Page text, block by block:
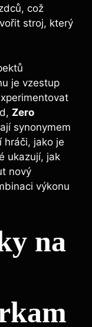
což
stroj, který
je vzestup
Zero
synonymem
hráči, jako je
ukazují, jak
nový
výkonu
na